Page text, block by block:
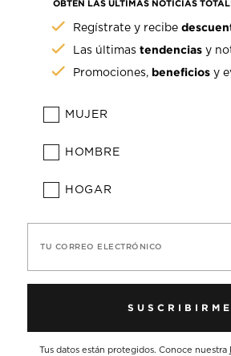
OBTÉN LAS ÚLTIMAS NOTICIAS
Regístrate y recibe
Las últimastendencias y
Promociones, beneficios y
MUJER
HOMBRE
HOGAR
TU CORREO ELECTRÓNICO
SUSCRIBIRME
Tus datos están protegidos. Conoce nuestra